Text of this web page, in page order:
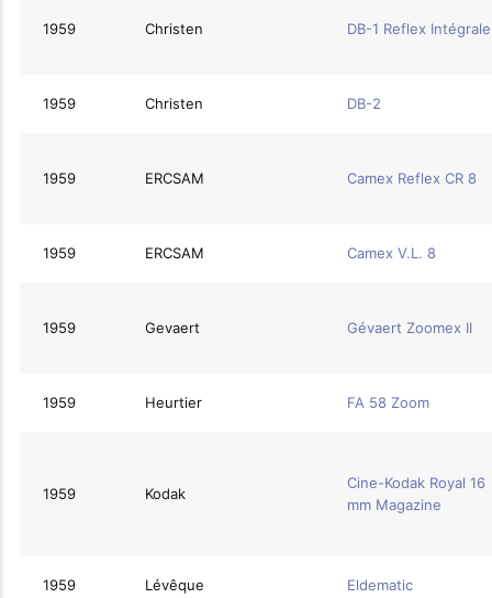
1959 Christen DB-1 Reflex Intégrale
1959 Christen DB-2
1959 ERCSAM Camex Reflex CR 8
1959 ERCSAM Camex V.L. 8
1959 Gevaert Gévaert Zoomex II
1959 Heurtier FA 58 Zoom
1959 Kodak
Cine-Kodak Royal 16
mm Magazine
1959 Lévêque Eldematic